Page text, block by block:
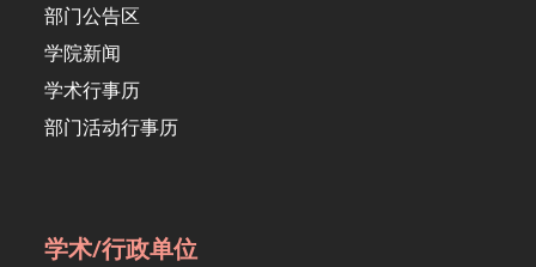
部门公告区
学院新闻
学术行事历
部门活动行事历
学术/行政单位